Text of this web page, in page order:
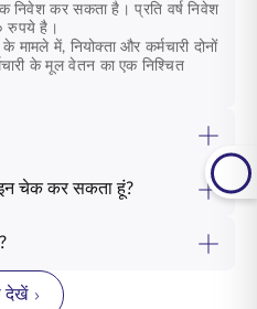
निवेश कर सकता है। प्रति वर्ष निवेश
रुपये है।
मामले में, नियोक्ता और कर्मचारी दोनों
के मूल वेतन का एक निश्चित
चेक कर सकता हूं?
देखें